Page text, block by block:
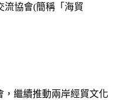
流協會(簡稱「海貿
，繼續推動兩岸經貿文化